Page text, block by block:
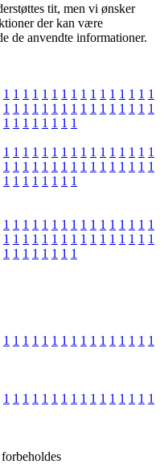
tit, men vi ønsker
der kan være
de anvendte informationer.
1 1 1 1 1 1 1 1 1 1 1 1 1 1 1 1
1 1 1 1 1 1 1 1 1 1 1 1 1 1 1 1
1 1 1 1 1 1 1 1
1 1 1 1 1 1 1 1 1 1 1 1 1 1 1 1
1 1 1 1 1 1 1 1 1 1 1 1 1 1 1 1
1 1 1 1 1 1 1 1
1 1 1 1 1 1 1 1 1 1 1 1 1 1 1 1
1 1 1 1 1 1 1 1 1 1 1 1 1 1 1 1
1 1 1 1 1 1 1 1
1 1 1 1 1 1 1 1 1 1 1 1 1 1 1 1
1 1 1 1 1 1 1 1 1 1 1 1 1 1 1 1